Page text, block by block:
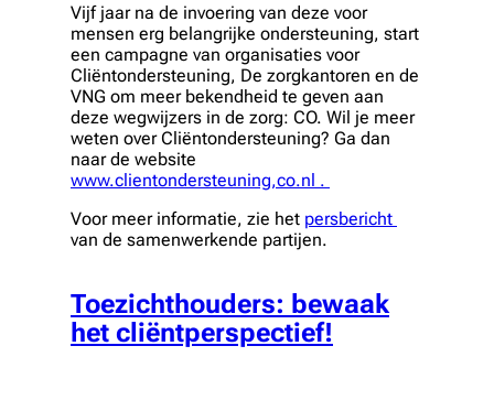
Vijf jaar na de invoering van deze voor
mensen erg belangrijke ondersteuning, start
een campagne van organisaties voor
Cliëntondersteuning, De zorgkantoren en de
VNG om meer bekendheid te geven aan
deze wegwijzers in de zorg: CO. Wil je meer
weten over Cliëntondersteuning? Ga dan
naar de website
www.clientondersteuning,co.nl .
Voor meer informatie, zie het persbericht
van de samenwerkende partijen.
Toezichthouders: bewaak
het cliëntperspectief!